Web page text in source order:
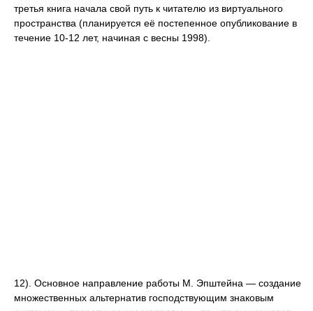
третья книга начала свой путь к читателю из виртуального
пространства (планируется её постепенное опубликование в
течение 10-12 лет, начиная с весны 1998).
12). Oсновное направление работы M. Эпштейна — создание
множественных альтернатив господствующим знаковым